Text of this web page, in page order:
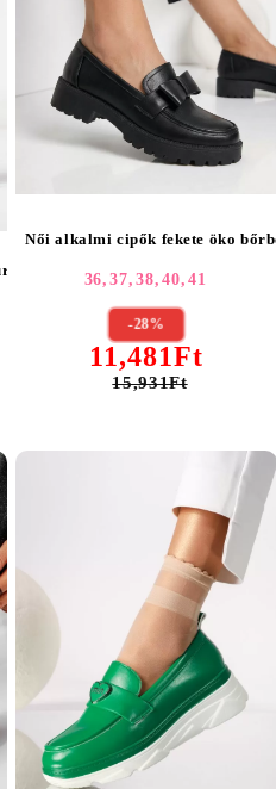
készült Oriana #24484
Női alkalmi cipők fekete öko
36, 37, 38, 40, 41
-28%
11,481Ft
15,931Ft